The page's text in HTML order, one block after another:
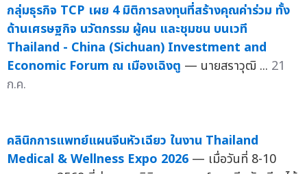
กลุ่มธุรกิจ TCP เผย 4 มิติการลงทุนที่สร้างคุณค่าร่วม ทั้ง
ด้านเศรษฐกิจ นวัตกรรม ผู้คน และชุมชน บนเวที
Thailand - China (Sichuan) Investment and
Economic Forum ณ เมืองเฉิงตู — นายสราวุฒิ ... 21
ก.ค.
คลินิกการแพทย์แผนจีนหัวเฉียว ในงาน Thailand
Medical & Wellness Expo 2026 — เมื่อวันที่ 8-10